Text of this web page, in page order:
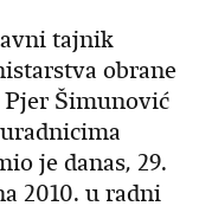
tajnik
obrane
Šimunović
je danas, 29.
2010. u radni